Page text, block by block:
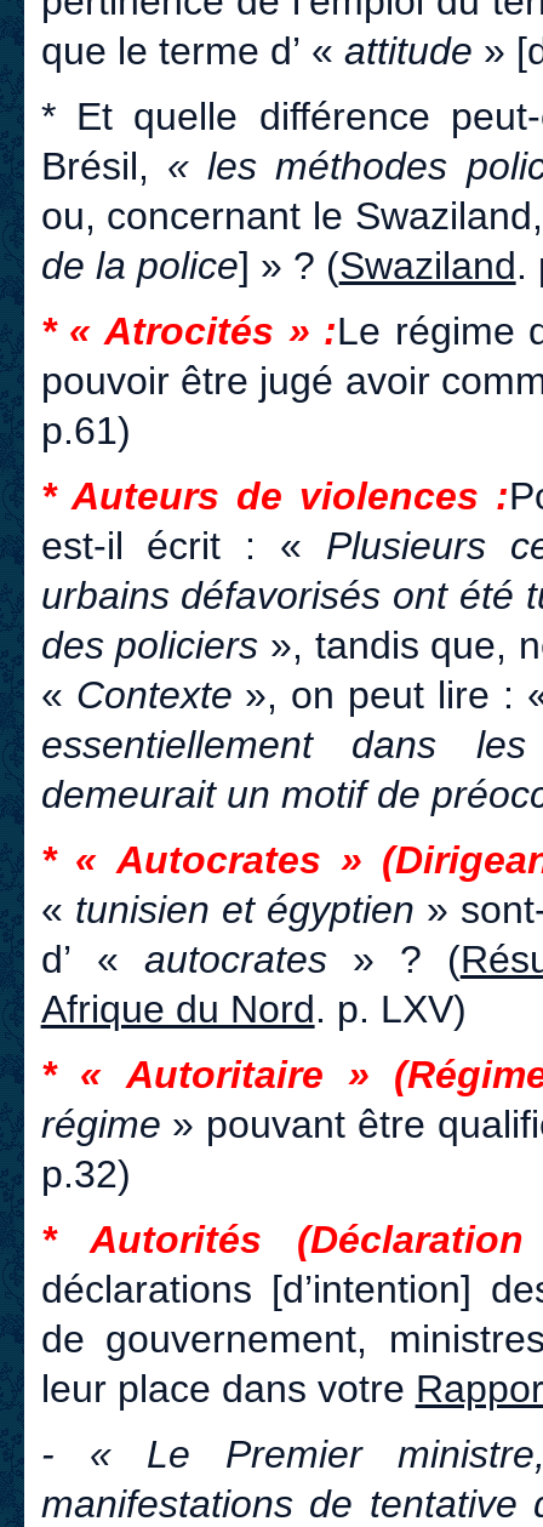
que le terme d’ « attitude »
* Et quelle différence
Brésil, « les méthodes
ou, concernant le
de la police] » ? (Swaziland.
* « Atrocités » :Le régime
pouvoir être jugé avoir
p.61)
* Auteurs de violences :
est-il écrit : « Plusieurs
urbains défavorisés ont été
des policiers », tandis que,
« Contexte », on peut lire :
essentiellement dans
demeurait un motif de
* « Autocrates »
« tunisien et égyptien »
d’ « autocrates » ? (
Afrique du Nord. p. LXV)
* « Autoritaire »
régime » pouvant être
p.32)
* Autorités
déclarations [d’intention]
de gouvernement,
leur place dans votre
- « Le Premier
manifestations de